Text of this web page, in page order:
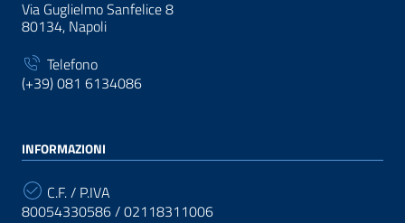
Via Guglielmo Sanfelice 8
80134, Napoli
Telefono
(+39) 081 6134086
INFORMAZIONI
C.F. / P.IVA
80054330586 / 02118311006